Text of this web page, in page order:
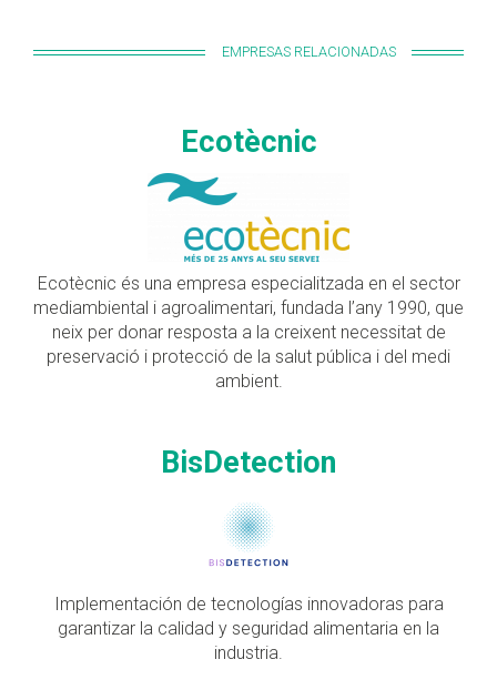
EMPRESAS RELACIONADAS
Ecotècnic
Ecotècnic és una empresa especialitzada en el sector
mediambiental i agroalimentari, fundada l’any 1990, que
neix per donar resposta a la creixent necessitat de
preservació i protecció de la salut pública i del medi
ambient.
BisDetection
Implementación de tecnologías innovadoras para
garantizar la calidad y seguridad alimentaria en la
industria.